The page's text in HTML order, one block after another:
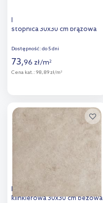
Paradyż Cloud Brown
stopnica 30x30 cm brązowa
Dostępność: do 5 dni
73,96 zł/m2
Cena kat.: 98,89 zł/m2
Dodaj do
porównania
Paradyż Viano Beige płytka
klinkierowa 30x30 cm beżowa